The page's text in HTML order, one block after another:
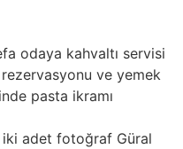
odaya kahvaltı servisi
ve yemek
pasta ikramı
iki adet fotoğraf Güral